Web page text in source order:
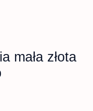
mała złota